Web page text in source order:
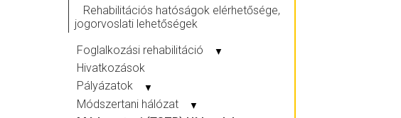
Rehabilitációs hatóságok elérhetősége,
jogorvoslati lehetőségek
Foglalkozási rehabilitáció
▼
Hivatkozások
Pályázatok
▼
Módszertani hálózat ▼